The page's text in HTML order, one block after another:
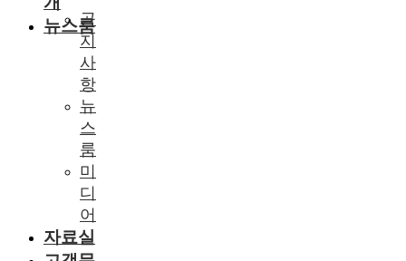
뉴스룸
공
지
사
항
뉴
스
룸
미
디
어
자료실